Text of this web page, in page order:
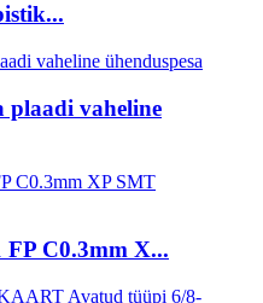
plaadi vaheline
FP C0.3mm X...